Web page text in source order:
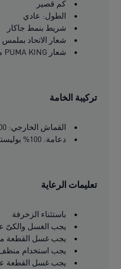
كم قصير
الطول: عادي
شريط بنمط جاكار
شعار الاتحاد بملمس
شعار PUMA KING مطرز
تركيبة الخامة
القماش الخارجي: 100% بوليستر
دعامة: 100% بوليستر
تعليمات الرعاية
باستثناء الزخرفة
يجب الغسل والكىّ
يجب غسل القطعة
يجب استخدام
يجب غسل القطعة